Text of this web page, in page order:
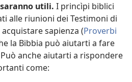
utili. I princìpi biblici
alle riunioni dei Testimoni di
sapienza (Proverbi
la Bibbia può aiutarti a fare
anche aiutarti a rispondere
come: